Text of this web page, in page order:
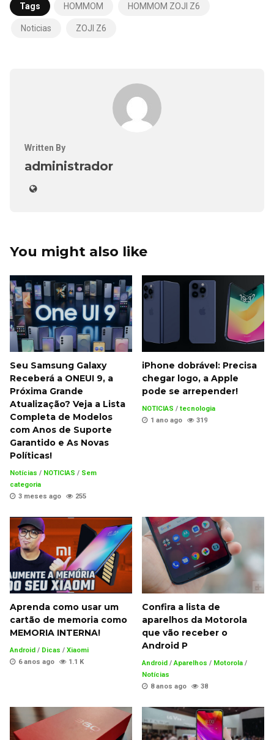
Tags HOMMOM HOMMOM ZOJI Z6
Noticias ZOJI Z6
Written By
administrador
You might also like
Seu Samsung Galaxy
Receberá a ONEUI 9, a
Próxima Grande
Atualização? Veja a Lista
Completa de Modelos
com Anos de Suporte
Garantido e As Novas
Políticas!
Notícias / NOTICIAS / Sem
categoria
3 meses ago
255
iPhone dobrável: Precisa
chegar logo, a Apple
pode se arrepender!
NOTICIAS / tecnologia
1 ano ago
319
Aprenda como usar um
cartão de memoria como
MEMORIA INTERNA!
Android / Dicas / Xiaomi
6 anos ago
1.1 K
Confira a lista de
aparelhos da Motorola
que vão receber o
Android P
Android / Aparelhos / Motorola /
Notícias
8 anos ago
38